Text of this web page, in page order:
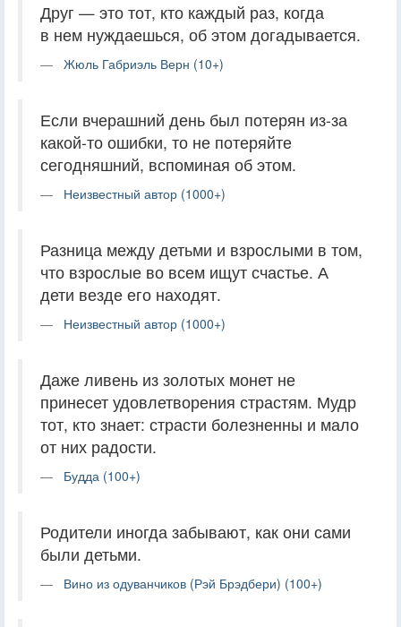
Друг — это тот, кто каждый раз, когда
в нем нуждаешься, об этом догадывается.
Жюль Габриэль Верн (10+)
Если вчерашний день был потерян из-за
какой-то ошибки, то не потеряйте
сегодняшний, вспоминая об этом.
Неизвестный автор (1000+)
Разница между детьми и взрослыми в том,
что взрослые во всем ищут счастье. А
дети везде его находят.
Неизвестный автор (1000+)
Даже ливень из золотых монет не
принесет удовлетворения страстям. Мудр
тот, кто знает: страсти болезненны и мало
от них радости.
Будда (100+)
Родители иногда забывают, как они сами
были детьми.
Вино из одуванчиков (Рэй Брэдбери) (100+)